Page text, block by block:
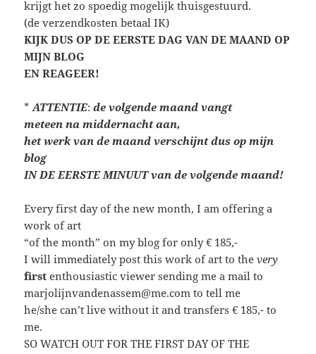
krijgt het zo spoedig mogelijk thuisgestuurd.
(de verzendkosten betaal IK)
KIJK DUS OP DE EERSTE DAG VAN DE MAAND OP
MIJN BLOG
EN REAGEER!
*ATTENTIE:de volgende maand vangt
meteen na middernacht aan,
het werk van de maand verschijnt dus op mijn
blog
IN DE EERSTE MINUUT van de volgende maand!
Every first day of the new month, I am offering a
work of art
“of the month” on my blog for only € 185,-
I will immediately post this work of art to thevery
first enthousiastic viewer sending me a mail to
marjolijnvandenassem@me.com to tell me
he/she can’t live without it and transfers € 185,- to
me.
SO WATCH OUT FOR THE FIRST DAY OF THE